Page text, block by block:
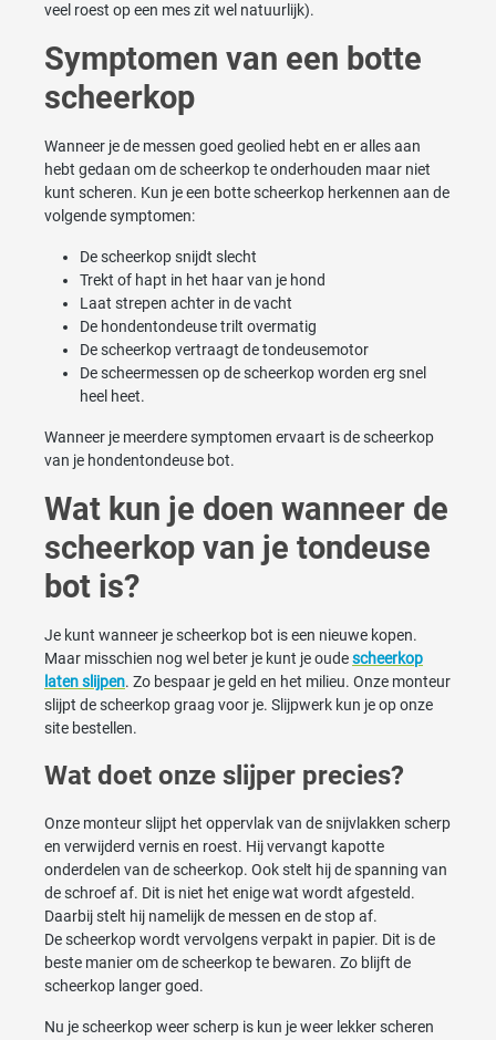
veel roest op een mes zit wel natuurlijk).
Symptomen van een botte
scheerkop
Wanneer je de messen goed geolied hebt en er alles aan
hebt gedaan om de scheerkop te onderhouden maar niet
kunt scheren. Kun je een botte scheerkop herkennen aan de
volgende symptomen:
De scheerkop snijdt slecht
Trekt of hapt in het haar van je hond
Laat strepen achter in de vacht
De hondentondeuse trilt overmatig
De scheerkop vertraagt de tondeusemotor
De scheermessen op de scheerkop worden erg snel
heel heet.
Wanneer je meerdere symptomen ervaart is de scheerkop
van je hondentondeuse bot.
Wat kun je doen wanneer de
scheerkop van je tondeuse
bot is?
Je kunt wanneer je scheerkop bot is een nieuwe kopen.
Maar misschien nog wel beter je kunt je oudescheerkop
laten slijpen. Zo bespaar je geld en het milieu. Onze monteur
slijpt de scheerkop graag voor je. Slijpwerk kun je op onze
site bestellen.
Wat doet onze slijper precies?
Onze monteur slijpt het oppervlak van de snijvlakken scherp
en verwijderd vernis en roest. Hij vervangt kapotte
onderdelen van de scheerkop. Ook stelt hij de spanning van
de schroef af. Dit is niet het enige wat wordt afgesteld.
Daarbij stelt hij namelijk de messen en de stop af.
De scheerkop wordt vervolgens verpakt in papier. Dit is de
beste manier om de scheerkop te bewaren. Zo blijft de
scheerkop langer goed.
Nu je scheerkop weer scherp is kun je weer lekker scheren